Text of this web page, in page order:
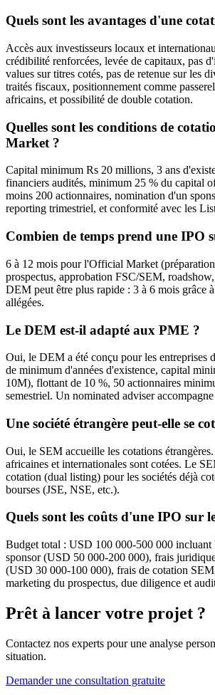
Quels sont les avantages d'une
Accès aux investisseurs locaux et
crédibilité renforcées, levée de capitaux, pas
values sur titres cotés, pas de retenue sur les
traités fiscaux, positionnement comme
africains, et possibilité de double cotation.
Quelles sont les conditions de
Market ?
Capital minimum Rs 20 millions, 3 ans
financiers audités, minimum 25 % du capital
moins 200 actionnaires, nomination d'un
reporting trimestriel, et conformité avec les
Combien de temps prend une IPO
6 à 12 mois pour l'Official Market
prospectus, approbation FSC/SEM,
DEM peut être plus rapide : 3 à 6 mois grâce
allégées.
Le DEM est-il adapté aux PME ?
Oui, le DEM a été conçu pour les entreprises
de minimum d'années d'existence, capital
10M), flottant de 10 %, 50 actionnaires
semestriel. Un nominated adviser
Une société étrangère peut-elle se
Oui, le SEM accueille les cotations
africaines et internationales sont cotées. Le
cotation (dual listing) pour les sociétés déjà
bourses (JSE, NSE, etc.).
Quels sont les coûts d'une IPO sur
Budget total : USD 100 000-500 000 incluant
sponsor (USD 50 000-200 000), frais
(USD 30 000-100 000), frais de cotation
marketing du prospectus, due diligence et
Prêt à lancer votre projet ?
Contactez nos experts pour une analyse
situation.
Demander une consultation gratuite